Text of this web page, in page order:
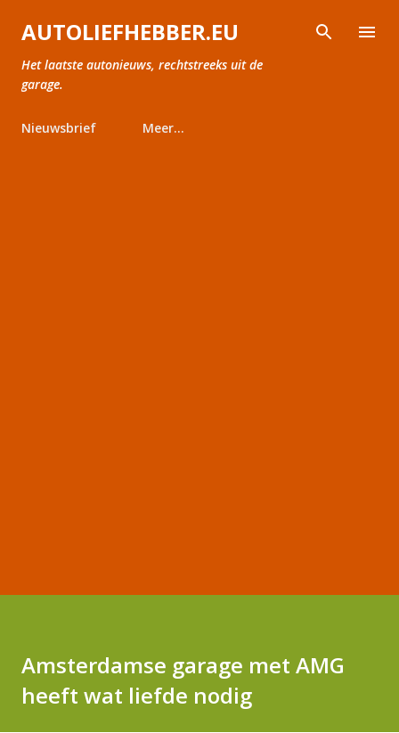
Doorgaan naar hoofdcontent
AUTOLIEFHEBBER.EU
Het laatste autonieuws, rechtstreeks uit de
garage.
Nieuwsbrief Meer…
Amsterdamse garage met AMG
heeft wat liefde nodig